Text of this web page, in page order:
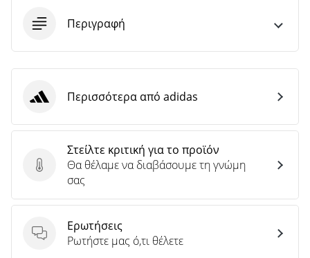
Περιγραφή
Στείλτε κριτική για το προϊόν
Στείλτε κριτική για το προϊόν
Θα θέλαμε να διαβάσουμε τη γνώμη
σας
Ερωτήσεις
Ερωτήσεις
Ρωτήστε μας ό,τι θέλετε
adidasΠερισσότερα από adidas